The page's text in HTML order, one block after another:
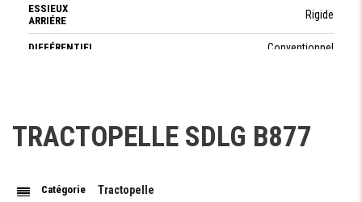
ESSIEUX
ARRIÉRE
Rigide
DIFFÉRENTIEL Conventionnel
FREIN
FREIN
TRACTOPELLE SDLG B877
Catégorie Tractopelle